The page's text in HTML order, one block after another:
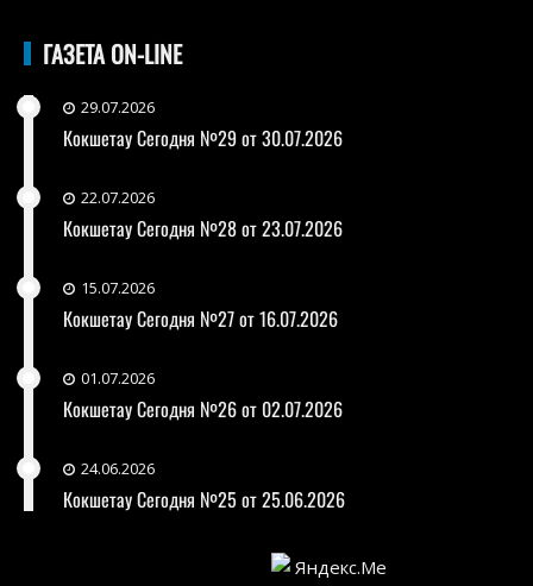
ГАЗЕТА ON-LINE
29.07.2026
Кокшетау Сегодня №29 от 30.07.2026
22.07.2026
Кокшетау Сегодня №28 от 23.07.2026
15.07.2026
Кокшетау Сегодня №27 от 16.07.2026
01.07.2026
Кокшетау Сегодня №26 от 02.07.2026
24.06.2026
Кокшетау Сегодня №25 от 25.06.2026